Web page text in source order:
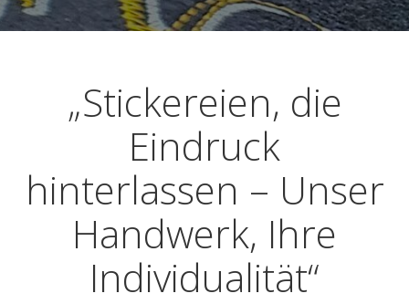
„Stickereien, die
Eindruck
hinterlassen – Unser
Handwerk, Ihre
Individualität“